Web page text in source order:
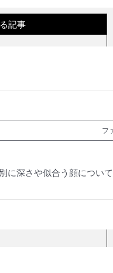
記事
フ
に深さや似合う顔につい